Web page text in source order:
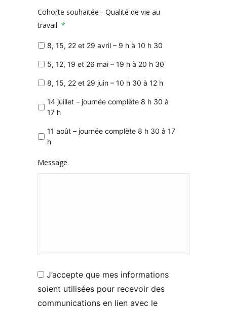
Cohorte souhaitée - Qualité de vie au
travail *
8, 15, 22 et 29 avril – 9 h à 10 h 30
5, 12, 19 et 26 mai – 19 h à 20 h 30
8, 15, 22 et 29 juin – 10 h 30 à 12 h
14 juillet – journée complète 8 h 30 à
17 h
11 août – journée complète 8 h 30 à 17
h
Message
J’accepte que mes informations
soient utilisées pour recevoir des
communications en lien avec le